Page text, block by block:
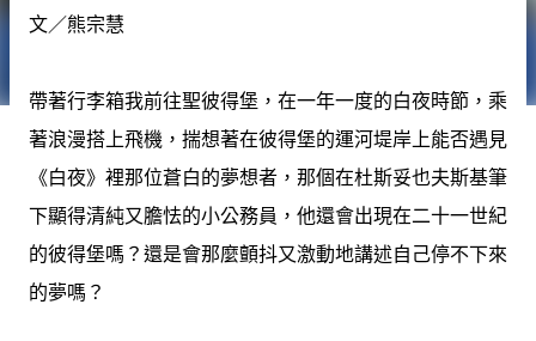
文／熊宗慧
帶著行李箱我前往聖彼得堡，在一年一度的白夜時節，乘
著浪漫搭上飛機，揣想著在彼得堡的運河堤岸上能否遇見
《白夜》裡那位蒼白的夢想者，那個在杜斯妥也夫斯基筆
下顯得清純又膽怯的小公務員，他還會出現在二十一世紀
的彼得堡嗎？還是會那麼顫抖又激動地講述自己停不下來
的夢嗎？